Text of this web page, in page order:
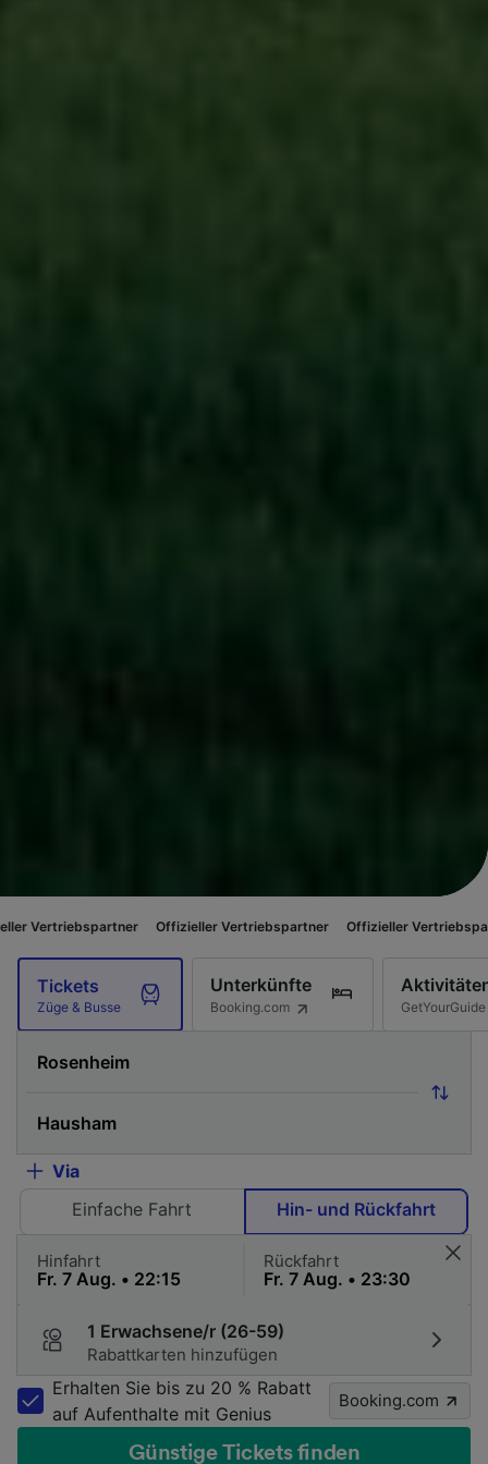
Offizieller Vertriebspartner Offizieller Vertriebspartner
Tickets
Züge & Busse
Unterkünfte
Booking.com GetYourGuide
Via
Einfache Fahrt
Hin- und Rückfahrt
Hinfahrt Rückfahrt
1 Erwachsene/r (26-59)
Rabattkarten hinzufügen
Erhalten Sie bis zu 20 % Rabatt
auf Aufenthalte mit Genius
Booking.com
Günstige Tickets finden